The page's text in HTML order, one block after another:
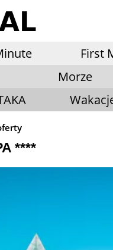
First
Morze
****